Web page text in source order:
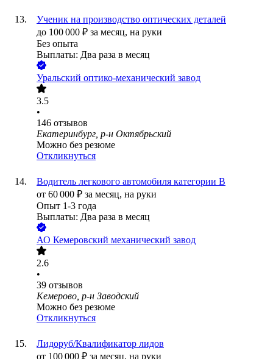
Ученик на производство оптических деталей
до 100 000 ₽ за месяц, на руки
Без опыта
Выплаты: Два раза в месяц
Уральский оптико-механический завод
3.5
•
146 отзывов
Екатеринбург, р-н Октябрьский
Можно без резюме
Откликнуться
Водитель легкового автомобиля категории В
от 60 000 ₽ за месяц, на руки
Опыт 1-3 года
Выплаты: Два раза в месяц
АО Кемеровский механический завод
2.6
•
39 отзывов
Кемерово, р-н Заводский
Можно без резюме
Откликнуться
Лидоруб/Квалификатор лидов
от 100 000 ₽ за месяц, на руки